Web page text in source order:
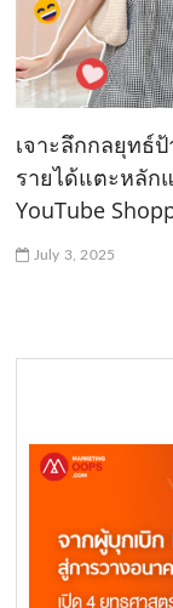
เจาะลึกกลยุทธ์ป้
รายได้แตะหลัก
YouTube
July 3, 2025